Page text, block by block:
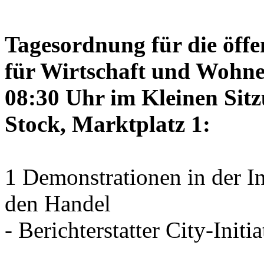
Tagesordnung für die
für Wirtschaft und
08:30 Uhr im Kleinen
Stock, Marktplatz 1:
1 Demonstrationen in der
den Handel
- Berichterstatter City-